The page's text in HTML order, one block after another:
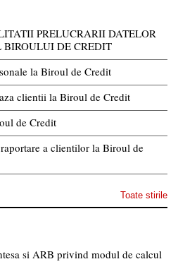
PRELUCRARII DATELOR
BIROULUI DE CREDIT
la Biroul de Credit
clientii la Biroul de Credit
de Credit
a clientilor la Biroul de
Toate stirile
si ARB privind modul de calcul